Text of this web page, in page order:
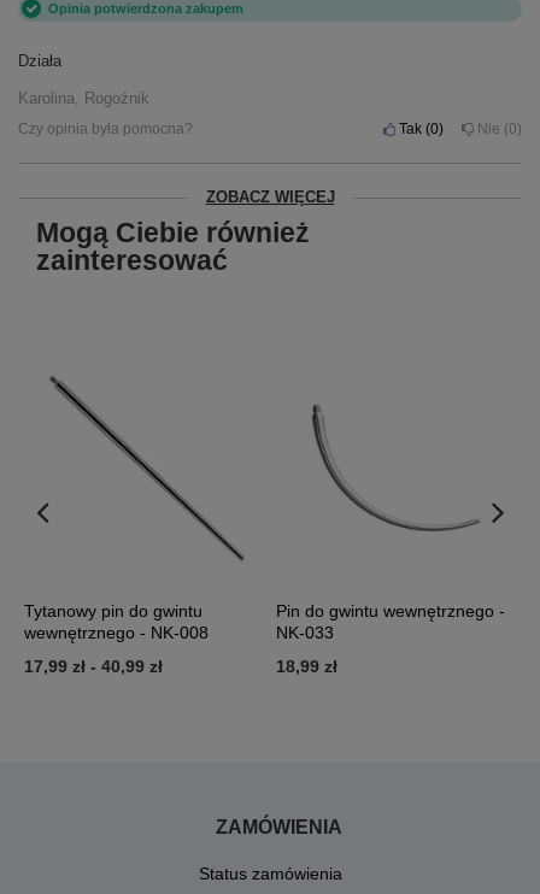
Opinia potwierdzona zakupem
Działa
Karolina, Rogoźnik
Czy opinia była pomocna? Tak 0 Nie 0
ZOBACZ WIĘCEJ
Mogą Ciebie również
zainteresować
Tytanowy pin do gwintu
wewnętrznego - NK-008
17,99 zł - 40,99 zł
Pin do gwintu wewnętrznego -
NK-033
18,99 zł
ZAMÓWIENIA
Status zamówienia